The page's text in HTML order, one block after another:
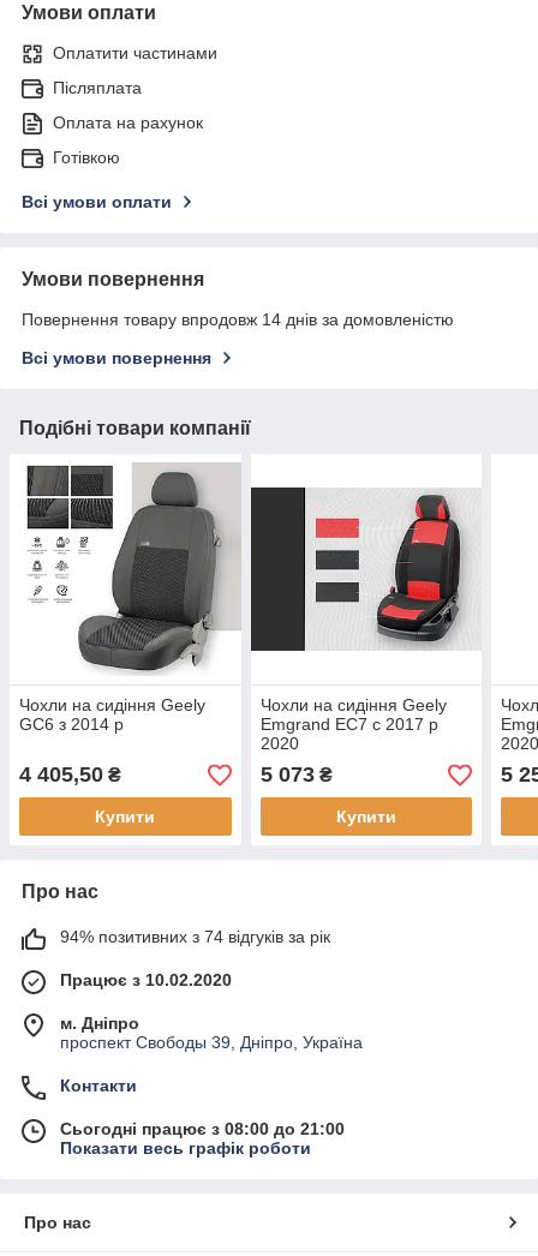
Умови оплати
Оплатити частинами
Післяплата
Оплата на рахунок
Готівкою
Всі умови оплати
Умови повернення
Повернення товару впродовж 14 днів за домовленістю
Всі умови повернення
Подібні товари компанії
Чохли на сидіння Geely
GC6 з 2014 р
4 405,50 ₴
Купити
Чохли на сидіння Geely
Emgrand EC7 c 2017 р
2020
5 073₴
Купити
5
Про нас
94% позитивних з 74 відгуків за рік
Працює з 10.02.2020
м. Дніпро
проспект Свободы 39, Дніпро, Україна
Контакти
Сьогодні працює з 08:00 до 21:00
Показати весь графік роботи
Про нас